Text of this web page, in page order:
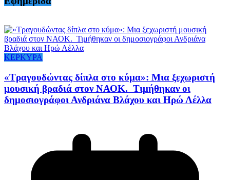
ΚΕΡΚΥΡΑ
«Τραγουδώντας δίπλα στο κύμα»: Μια ξεχωριστή
μουσική βραδιά στον ΝΑΟΚ. Τιμήθηκαν οι
δημοσιογράφοι Ανδριάνα Βλάχου και Ηρώ Λέλλα